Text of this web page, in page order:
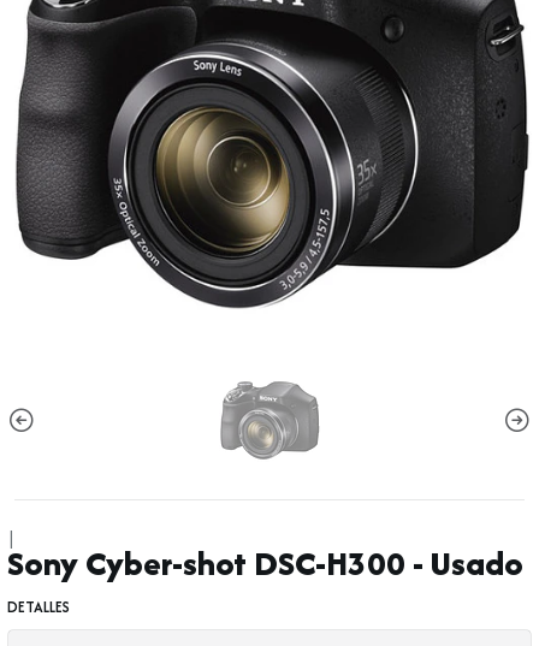
|
Sony Cyber-shot DSC-H300 - Usado
DETALLES